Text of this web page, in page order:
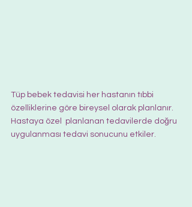
Tüp bebek tedavisi her hastanın tıbbi
özelliklerine göre bireysel olarak planlanır.
Hastaya özel  planlanan tedavilerde doğru
uygulanması tedavi sonucunu etkiler.